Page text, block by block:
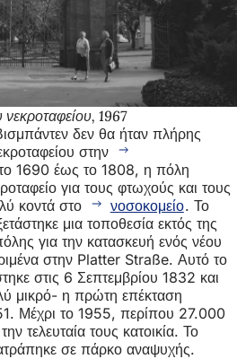
1967
δεν θα ήταν πλήρης
στην
1690 έως το 1808, η πόλη
για τους φτωχούς και τους
κοντά στο
νοσοκομείο. Το
μια τοποθεσία εκτός της
για την κατασκευή ενός νέου
στην Platter Straße. Αυτό το
στις 6 Σεπτεμβρίου 1832 και
μικρό- η πρώτη επέκταση
Μέχρι το 1955, περίπου 27.000
τελευταία τους κατοικία. Το
σε πάρκο αναψυχής.